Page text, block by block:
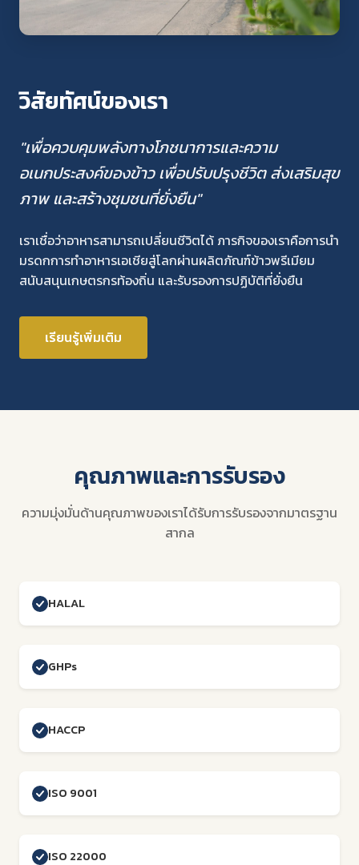
วิสัยทัศน์ของเรา
"เพื่อควบคุมพลังทางโภชนาการและความ
อเนกประสงค์ของข้าว เพื่อปรับปรุงชีวิต ส่งเสริมสุข
ภาพ และสร้างชุมชนที่ยั่งยืน"
เราเชื่อว่าอาหารสามารถเปลี่ยนชีวิตได้ ภารกิจของเราคือการนำ
มรดกการทำอาหารเอเชียสู่โลกผ่านผลิตภัณฑ์ข้าวพรีเมียม
สนับสนุนเกษตรกรท้องถิ่น และรับรองการปฏิบัติที่ยั่งยืน
เรียนรู้เพิ่มเติม
คุณภาพและการรับรอง
ความมุ่งมั่นด้านคุณภาพของเราได้รับการรับรองจากมาตรฐาน
สากล
HALAL
GHPs
HACCP
ISO 9001
ISO 22000